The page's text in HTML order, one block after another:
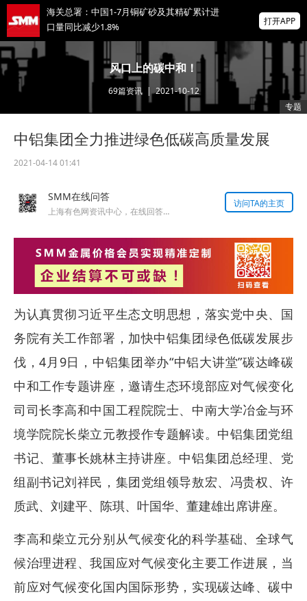
海关总署：中国1-7月铜矿砂及其精矿累计进
口量同比减少1.8%
成都10万吨/年新能源动力电池回收项目一期
为有色行业打造的神器
金属多飘红 多晶硅涨超5% 伦镍、沪锌、碳
酸锂、纽银等涨逾1% 【SMM午评】
打开APP
风口上的碳中和！
69篇资讯|2021-10-12
专题
中铝集团全力推进绿色低碳高质量发展
2021-04-14 01:41
SMM在线问答
上海有色网资讯中心，在线回答您的提问！
访问TA的主页
为认真贯彻习近平生态文明思想，落实党中央、国
务院有关工作部署，加快中铝集团绿色低碳发展步
伐，4月9日，中铝集团举办“中铝大讲堂”碳达峰碳
中和工作专题讲座，邀请生态环境部应对气候变化
司司长李高和中国工程院院士、中南大学冶金与环
境学院院长柴立元教授作专题解读。中铝集团党组
书记、董事长姚林主持讲座。中铝集团总经理、党
组副书记刘祥民，集团党组领导敖宏、冯贵权、许
质武、刘建平、陈琪、叶国华、董建雄出席讲座。
李高和柴立元分别从气候变化的科学基础、全球气
候治理进程、我国应对气候变化主要工作进展，当
前应对气候变化国内国际形势，实现碳达峰、碳中